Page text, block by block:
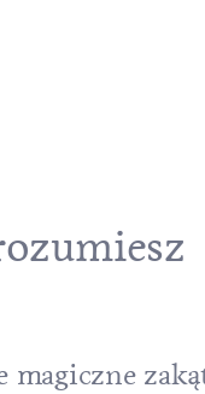
magiczne